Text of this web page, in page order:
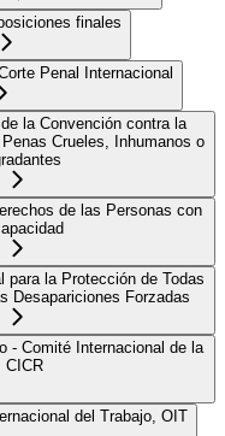
finales
Penal Internacional
la Convención contra la
Crueles, Inhumanos o
de las Personas con
para la Protección de Todas
Desapariciones Forzadas
- Comité Internacional de la
CICR
del Trabajo, OIT